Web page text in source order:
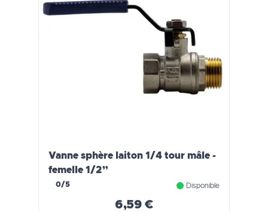
Vanne sphère laiton 1/4 tour mâle -
femelle 1/2”
0/5 Disponible
6,59 €